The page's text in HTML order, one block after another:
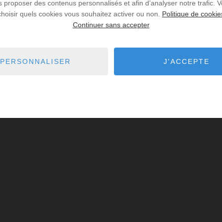
proposer des contenus personnalisés et afin d’analyser notre trafic.
quels cookies vous souhaitez activer ou non. Politique de
Continuer sans accepter
PERSONNALISER J'ACCEPTE